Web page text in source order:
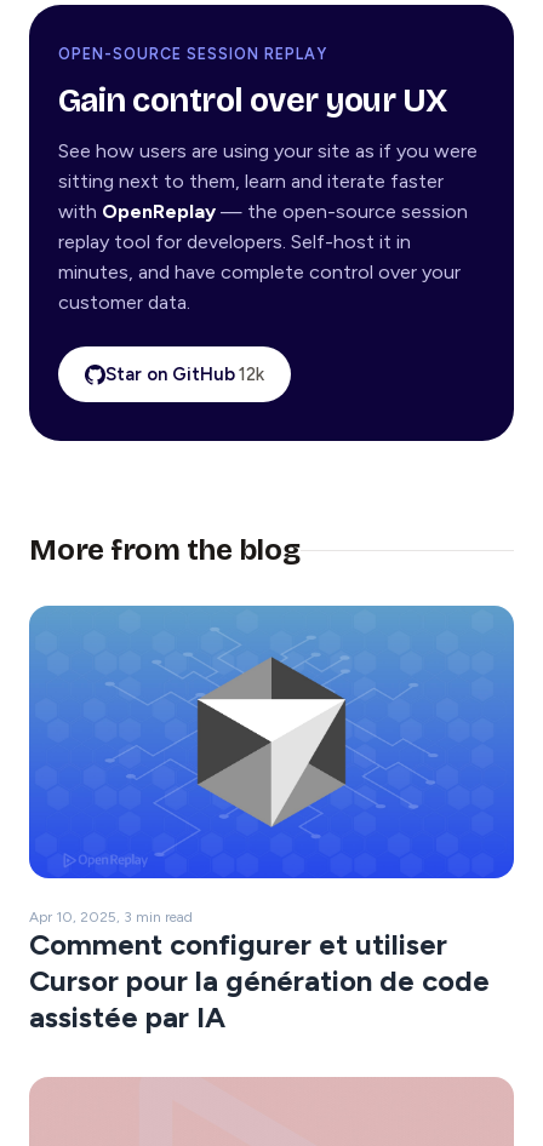
OPEN-SOURCE SESSION REPLAY
Gain control over your UX
See how users are using your site as if you were
sitting next to them, learn and iterate faster
with OpenReplay — the open-source session
replay tool for developers. Self-host it in
minutes, and have complete control over your
customer data.
Star on GitHub12k
More from the blog
Apr 10, 2025, 3 min read
Comment configurer et utiliser
Cursor pour la génération de code
assistée par IA